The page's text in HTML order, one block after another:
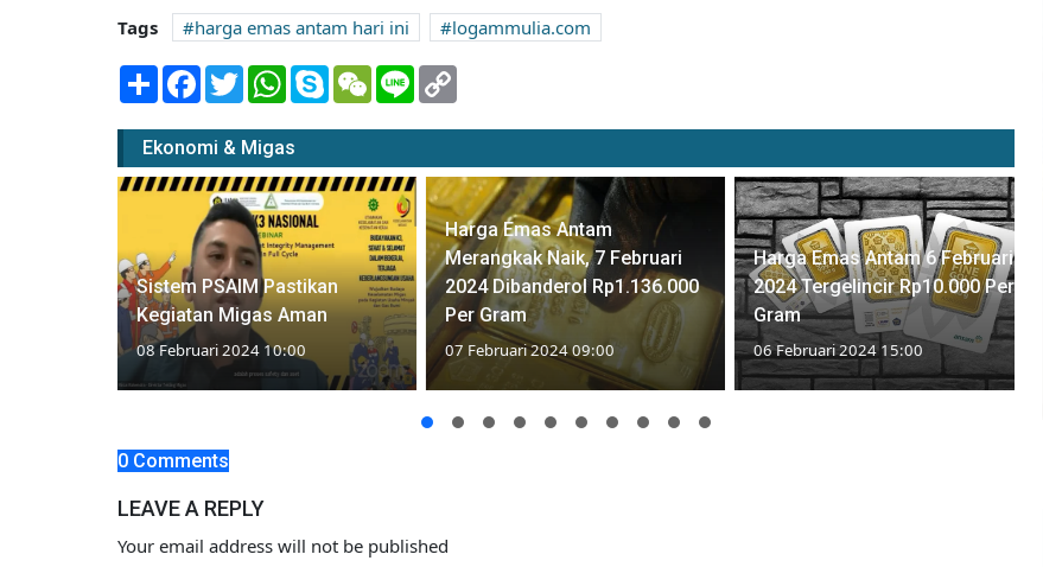
Tags harga emas antam hari ini
logammulia.com
Share Facebook
TwitterWhatsApp
SkypeWeChatLine
Ekonomi & Migas
Sistem PSAIM Pastikan
Kegiatan Migas Aman
08 Februari 2024 10:00
Harga Emas Antam
Merangkak Naik, 7 Februari
2024 Dibanderol Rp1.136.000
Per Gram
07 Februari 2024 09:00
Harga Emas Antam 6 Februari
2024 Tergelincir Rp10.000 Per
Gram
06 Februari 2024 15:00
0 Comments
LEAVE A REPLY
Your email address will not be published